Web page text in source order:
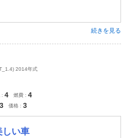
続きを見る
2014年式
4 燃費 4
3 価格 3
しい車